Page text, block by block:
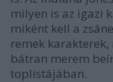
milyen is az igazi
miként kell a
remek karakterek,
bátran merem
toplistájában.